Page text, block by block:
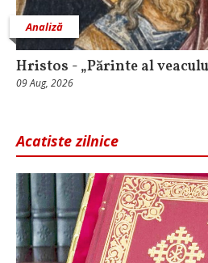
Analiză
Hristos - „Părinte al
09 Aug, 2026
Acatiste zilnice